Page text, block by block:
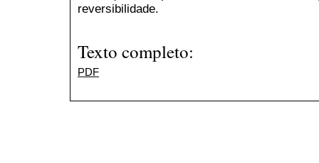
reversibilidade.
Texto completo:
PDF